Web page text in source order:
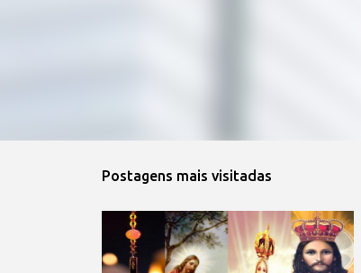
Postagens mais visitadas